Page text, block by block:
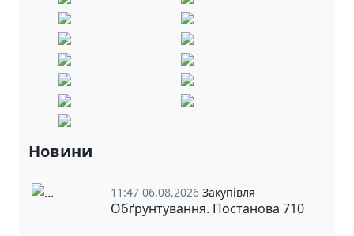
Новини
11:47 06.08.2026 Закупівля
Обґрунтування. Постанова 710